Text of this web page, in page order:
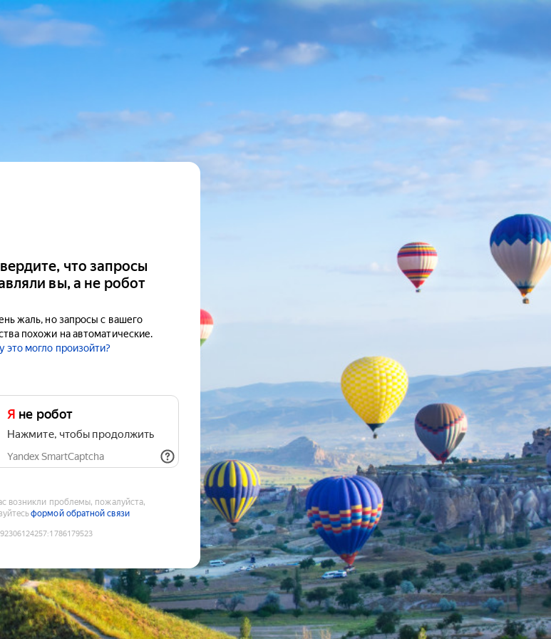
что запросы
вы, а не робот
жаль, но запросы с вашего
похожи на автоматические.
это могло произойти?
Я не робот
Нажмите, чтобы продолжить
Yandex SmartCaptcha
возникли проблемы, пожалуйста,
формой обратной связи
:1786179523